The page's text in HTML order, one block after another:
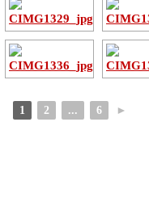
1 2 ... 6 ►